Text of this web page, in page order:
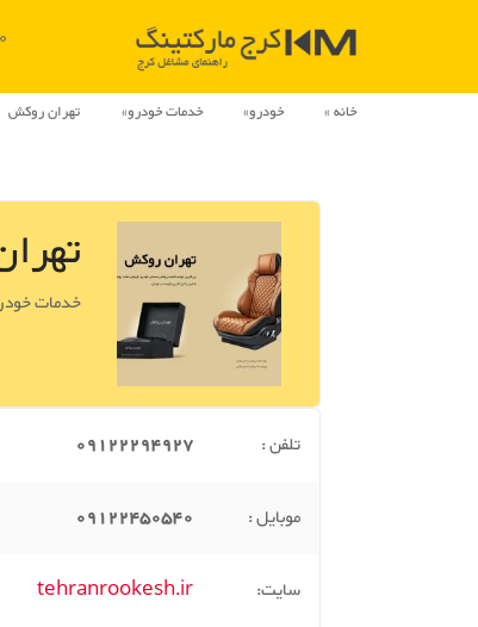
0
خانه خودرو خدمات خودرو تهران روکش
خدمات
تلفن : 09122294927
موبایل : 09122450540
سایت: tehranrookesh.ir